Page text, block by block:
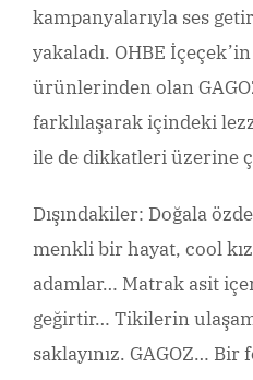
kampanyalarıyla ses
yakaladı. OHBE
ürünlerinden olan
farklılaşarak içindeki
ile de dikkatleri üzerine
Dışındakiler: Doğala
menkli bir hayat, cool
adamlar… Matrak asit
geğirtir… Tikilerin
saklayınız. GAGOZ… Bir